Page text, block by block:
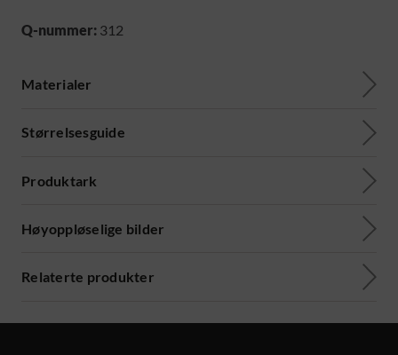
Q-nummer: 312
Materialer
Størrelsesguide
Produktark
Høyoppløselige bilder
Relaterte produkter